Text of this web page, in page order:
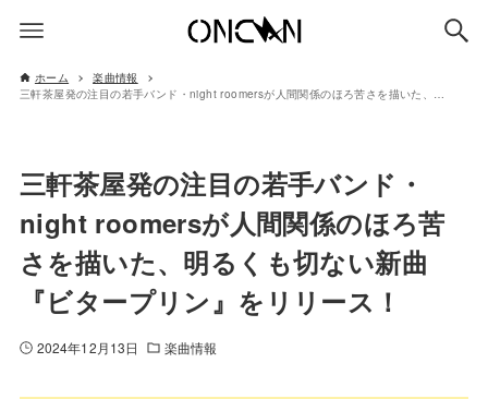
ホーム
楽曲情報
三軒茶屋発の注目の若手バンド・night roomersが人間関係のほろ苦さを描いた、明るくも切ない新曲『ビタープリン』をリリース！
三軒茶屋発の注目の若手バンド・
night roomersが人間関係のほろ苦
さを描いた、明るくも切ない新曲
『ビタープリン』をリリース！
2024年12月13日 楽曲情報